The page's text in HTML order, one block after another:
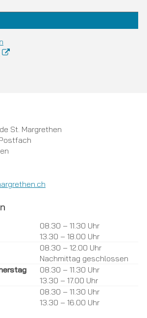
St. Margrethen
VormittagÖffnungszeiten Nachmittag
08.30 – 11.30 Uhr
13.30 – 18.00 Uhr
08.30 – 12.00 Uhr
Nachmittag geschlossen
08.30 – 11.30 Uhr
13.30 – 17.00 Uhr
08.30 – 11.30 Uhr
13.30 – 16.00 Uhr